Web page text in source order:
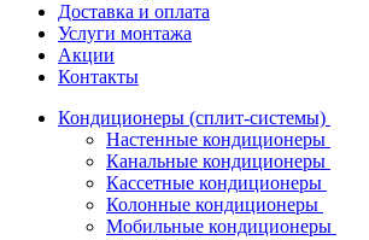
Доставка и оплата
Услуги монтажа
Акции
Контакты
Кондиционеры (сплит-системы)
Настенные кондиционеры
Канальные кондиционеры
Кассетные кондиционеры
Колонные кондиционеры
Мобильные кондиционеры